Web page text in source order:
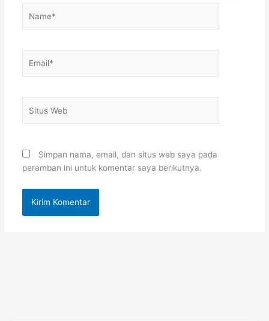
Web
Simpan nama, email, dan situs web saya pada
peramban ini untuk komentar saya berikutnya.